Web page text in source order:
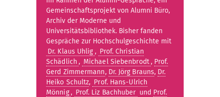
Gemeinschaftsprojekt von Alumni Büro,
Archiv der Moderne und
Universitätsbibliothek. Bisher fanden
Gespräche zur Hochschulgeschichte mit
Dr. Klaus Uhlig , Prof. Christian
Schädlich , Michael Siebenbrodt, Prof.
Gerd Zimmermann, Dr. Jörg Brauns, Dr.
Heiko Schultz, Prof. Hans-Ulrich
Mönnig, Prof. Liz Bachhuber und Prof.